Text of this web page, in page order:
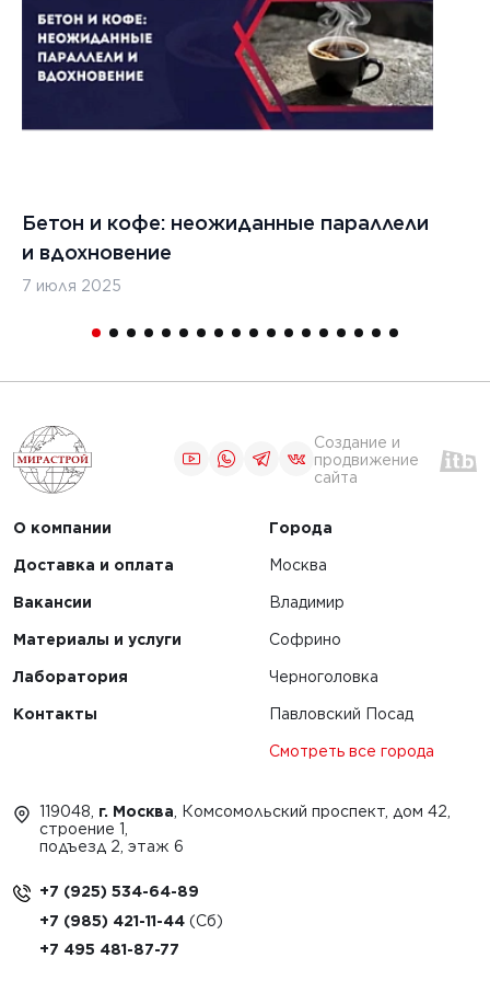
цементобетона
Бетон и кофе: неожиданные параллели
и вдохновение
7 июля 2025
Создание и
продвижение
сайта
О компании
Доставка и оплата
Вакансии
Материалы и услуги
Лаборатория
Контакты
Города
Москва
Владимир
Софрино
Черноголовка
Павловский Посад
Смотреть все города
119048, г. Москва , Комсомольский проспект, дом 42,
строение 1,
подъезд 2, этаж 6
+7 (925) 534-64-89
+7 (985) 421-11-44
+7 495 481-87-77